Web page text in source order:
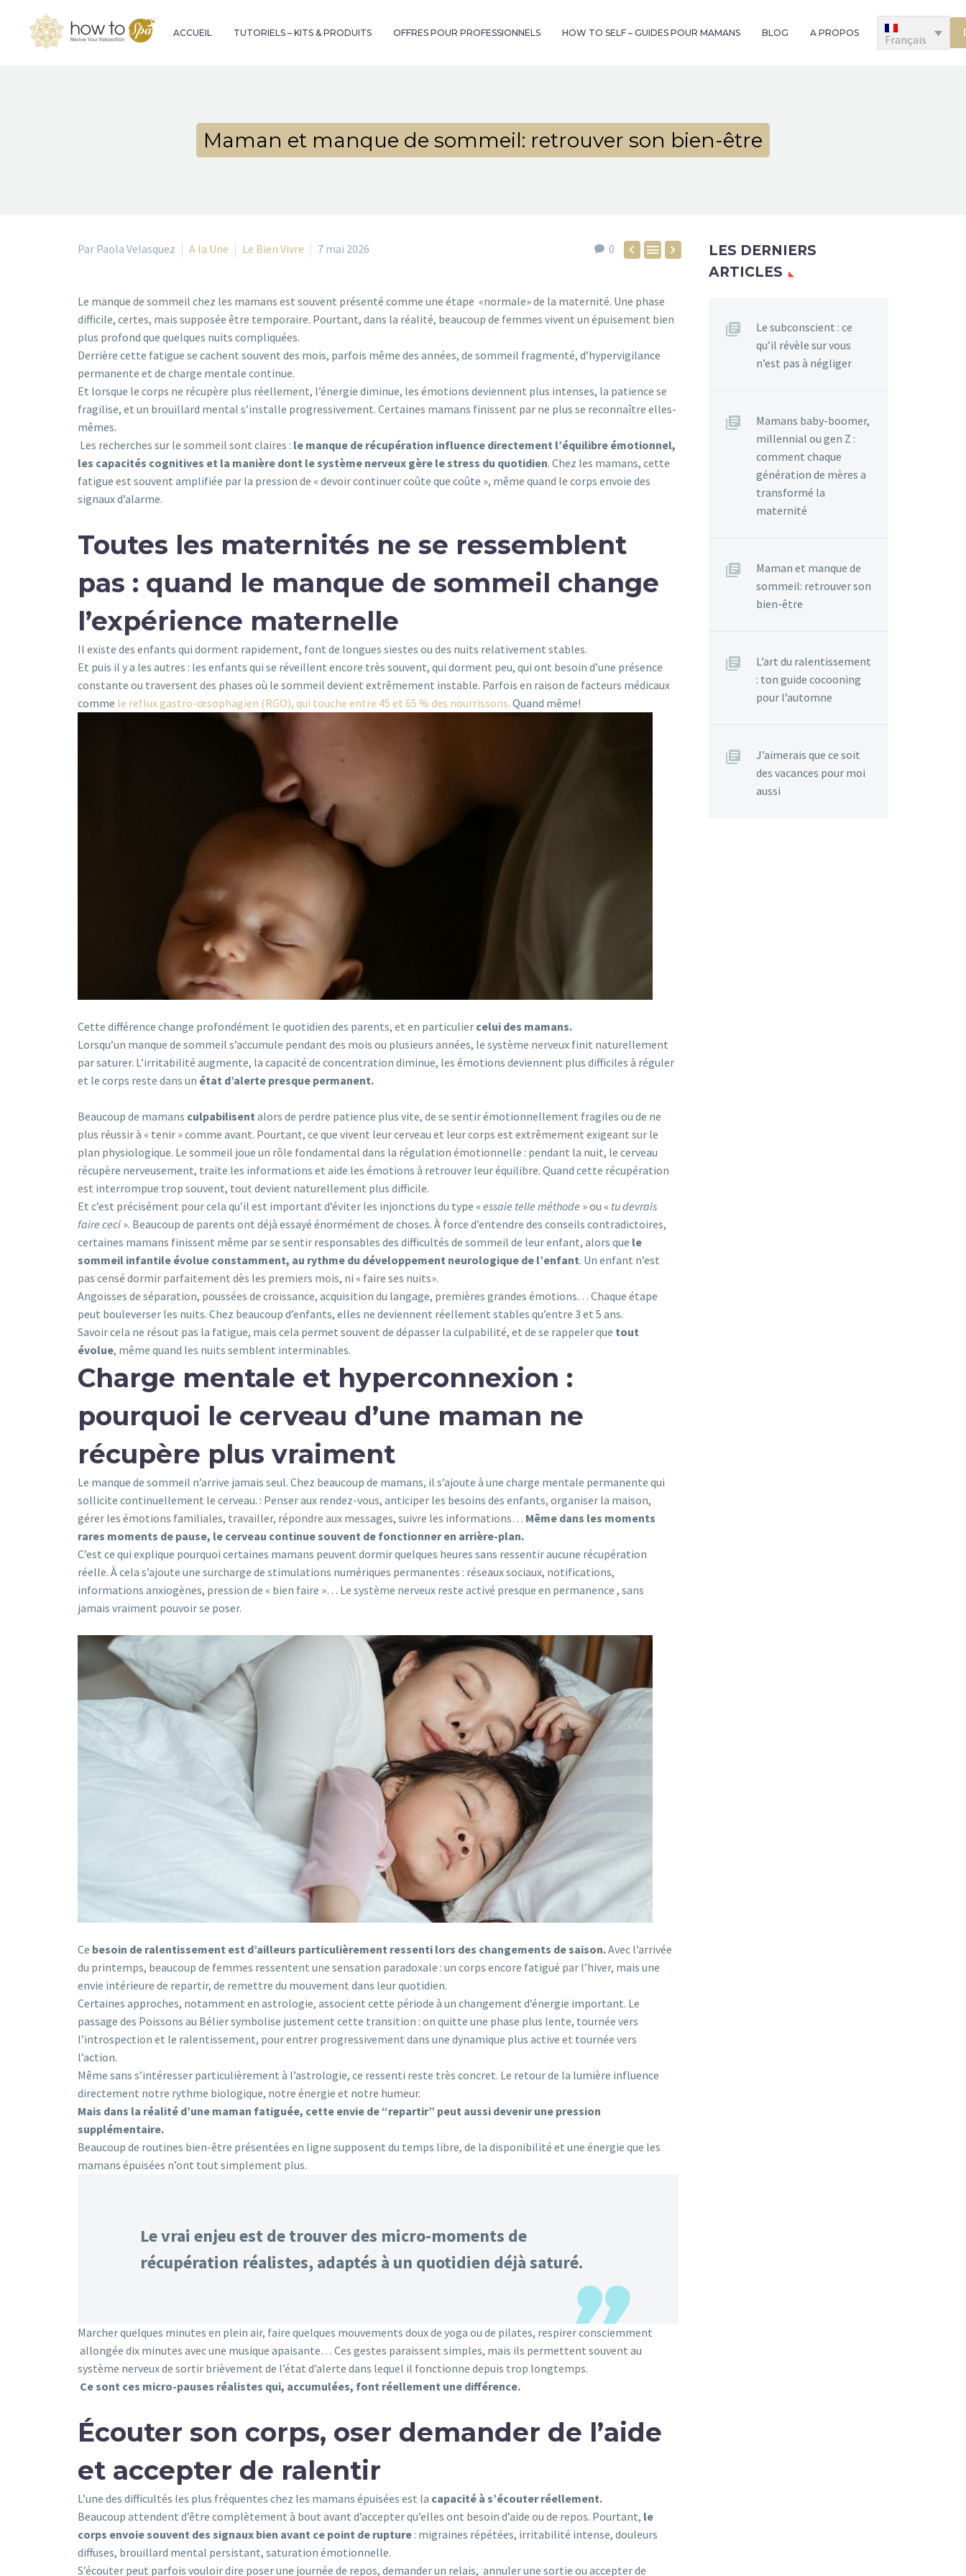
ACCUEIL TUTORIELS – KITS & PRODUITS OFFRES POUR PROFESSIONNELS HOW TO SELF – GUIDES POUR MAMANS BLOG A PROPOS Français
Maman et manque de sommeil: retrouver son bien-être
0   
Par Paola Velasquez A la Une Le Bien Vivre 7 mai 2026
Le manque de sommeil chez les mamans est souvent présenté comme une étape «normale» de la maternité. Une phase
difficile, certes, mais supposée être temporaire. Pourtant, dans la réalité, beaucoup de femmes vivent un épuisement bien
plus profond que quelques nuits compliquées.
Derrière cette fatigue se cachent souvent des mois, parfois même des années, de sommeil fragmenté, d’hypervigilance
permanente et de charge mentale continue.
Et lorsque le corps ne récupère plus réellement, l’énergie diminue, les émotions deviennent plus intenses, la patience se
fragilise, et un brouillard mental s’installe progressivement. Certaines mamans finissent par ne plus se reconnaître elles-
mêmes.
Les recherches sur le sommeil sont claires : le manque de récupération influence directement l’équilibre émotionnel,
les capacités cognitives et la manière dont le système nerveux gère le stress du quotidien. Chez les mamans, cette
fatigue est souvent amplifiée par la pression de « devoir continuer coûte que coûte », même quand le corps envoie des
signaux d’alarme.
Toutes les maternités ne se ressemblent
pas : quand le manque de sommeil change
l’expérience maternelle
Il existe des enfants qui dorment rapidement, font de longues siestes ou des nuits relativement stables.
Et puis il y a les autres : les enfants qui se réveillent encore très souvent, qui dorment peu, qui ont besoin d’une présence
constante ou traversent des phases où le sommeil devient extrêmement instable. Parfois en raison de facteurs médicaux
comme le reflux gastro-œsophagien (RGO), qui touche entre 45 et 65 % des nourrissons. Quand même!
Cette différence change profondément le quotidien des parents, et en particulier celui des mamans.
Lorsqu’un manque de sommeil s’accumule pendant des mois ou plusieurs années, le système nerveux finit naturellement
par saturer. L’irritabilité augmente, la capacité de concentration diminue, les émotions deviennent plus difficiles à réguler
et le corps reste dans un état d’alerte presque permanent.
Beaucoup de mamans culpabilisent alors de perdre patience plus vite, de se sentir émotionnellement fragiles ou de ne
plus réussir à « tenir »comme avant. Pourtant, ce que vivent leur cerveau et leur corps est extrêmement exigeant sur le
plan physiologique. Le sommeil joue un rôle fondamental dans la régulation émotionnelle : pendant la nuit, le cerveau
récupère nerveusement, traite les informations et aide les émotions à retrouver leur équilibre. Quand cette récupération
est interrompue trop souvent, tout devient naturellement plus difficile.
Et c’est précisément pour cela qu’il est important d’éviter les injonctions du type « essaie telle méthode » ou « tu devrais
faire ceci ». Beaucoup de parents ont déjà essayé énormément de choses. À force d’entendre des conseils contradictoires,
certaines mamans finissent même par se sentir responsables des difficultés de sommeil de leur enfant, alors que le
sommeil infantile évolue constamment, au rythme du développement neurologique de l’enfant. Un enfant n’est
pas censé dormir parfaitement dès les premiers mois, ni « faire ses nuits».
Angoisses de séparation, poussées de croissance, acquisition du langage, premières grandes émotions… Chaque étape
peut bouleverser les nuits. Chez beaucoup d’enfants, elles ne deviennent réellement stables qu’entre 3 et 5 ans.
Savoir cela ne résout pas la fatigue, mais cela permet souvent de dépasser la culpabilité, et de se rappeler que tout
évolue, même quand les nuits semblent interminables.
Charge mentale et hyperconnexion :
pourquoi le cerveau d’une maman ne
récupère plus vraiment
Le manque de sommeil n’arrive jamais seul. Chez beaucoup de mamans, il s’ajoute à une charge mentale permanente qui
sollicite continuellement le cerveau. : Penser aux rendez-vous, anticiper les besoins des enfants, organiser la maison,
gérer les émotions familiales, travailler, répondre aux messages, suivre les informations… Même dans les moments
rares moments de pause, le cerveau continue souvent de fonctionner en arrière-plan.
C’est ce qui explique pourquoi certaines mamans peuvent dormir quelques heures sans ressentir aucune récupération
réelle. À cela s’ajoute une surcharge de stimulations numériques permanentes : réseaux sociaux, notifications,
informations anxiogènes, pression de « bien faire »… Le système nerveux reste activé presque en permanence , sans
jamais vraiment pouvoir se poser.
Ce besoin de ralentissement est d’ailleurs particulièrement ressenti lors des changements de saison.Avec l’arrivée
du printemps, beaucoup de femmes ressentent une sensation paradoxale : un corps encore fatigué par l’hiver, mais une
envie intérieure de repartir, de remettre du mouvement dans leur quotidien.
Certaines approches, notamment en astrologie, associent cette période à un changement d’énergie important. Le
passage des Poissons au Bélier symbolise justement cette transition : on quitte une phase plus lente, tournée vers
l’introspection et le ralentissement, pour entrer progressivement dans une dynamique plus active et tournée vers
l’action.
Même sans s’intéresser particulièrement à l’astrologie, ce ressenti reste très concret. Le retour de la lumière influence
directement notre rythme biologique, notre énergie et notre humeur.
Mais dans la réalité d’une maman fatiguée, cette envie de “repartir” peut aussi devenir une pression
supplémentaire.
Beaucoup de routines bien-être présentées en ligne supposent du temps libre, de la disponibilité et une énergie que les
mamans épuisées n’ont tout simplement plus.
Le vrai enjeu est de trouver des micro-moments de
récupération réalistes, adaptés à un quotidien déjà saturé.
Marcher quelques minutes en plein air, faire quelques mouvements doux de yoga ou de pilates, respirer consciemment
allongée dix minutes avec une musique apaisante… Ces gestes paraissent simples, mais ils permettent souvent au
système nerveux de sortir brièvement de l’état d’alerte dans lequel il fonctionne depuis trop longtemps.
Ce sont ces micro-pauses réalistes qui, accumulées, font réellement une différence.
Écouter son corps, oser demander de l’aide
et accepter de ralentir
L’une des difficultés les plus fréquentes chez les mamans épuisées est la capacité à s’écouter réellement.
Beaucoup attendent d’être complètement à bout avant d’accepter qu’elles ont besoin d’aide ou de repos. Pourtant, le
corps envoie souvent des signaux bien avant ce point de rupture : migraines répétées, irritabilité intense, douleurs
diffuses, brouillard mental persistant, saturation émotionnelle.
S’écouter peut parfois vouloir dire poser une journée de repos, demander un relais, annuler une sortie ou accepter de
LES DERNIERS
ARTICLES
Le subconscient : ce
qu’il révèle sur vous
n’est pas à négliger
Mamans baby-boomer,
millennial ou gen Z :
comment chaque
génération de mères a
transformé la
maternité
Maman et manque de
sommeil: retrouver son
bien-être
L’art du ralentissement
: ton guide cocooning
pour l’automne
J’aimerais que ce soit
des vacances pour moi
aussi